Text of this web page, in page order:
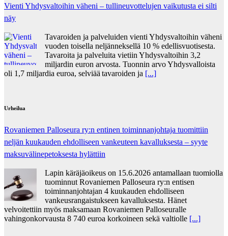
Vienti Yhdysvaltoihin väheni – tullineuvottelujen vaikutusta ei silti
näy
Tavaroiden ja palveluiden vienti Yhdysvaltoihin väheni
vuoden toisella neljänneksellä 10 % edellisvuotisesta.
Tavaroita ja palveluita vietiin Yhdysvaltoihin 3,2
miljardin euron arvosta. Tuonnin arvo Yhdysvalloista
oli 1,7 miljardia euroa, selviää tavaroiden ja [...]
Urheilua
Rovaniemen Palloseura ry:n entinen toiminnanjohtaja tuo­mit­tiin
neljän kuu­kau­den eh­dol­li­seen van­keu­teen ka­val­luk­ses­ta – syyte
mak­su­vä­li­ne­pe­tok­ses­ta hy­lät­tiin
Lapin käräjäoikeus on 15.6.2026 antamallaan tuomiolla
tuominnut Rovaniemen Palloseura ry:n entisen
toiminnanjohtajan 4 kuukauden ehdolliseen
vankeusrangaistukseen kavalluksesta. Hänet
velvoitettiin myös maksamaan Rovaniemen Palloseuralle
vahingonkorvausta 8 740 euroa korkoineen sekä valtiolle [...]